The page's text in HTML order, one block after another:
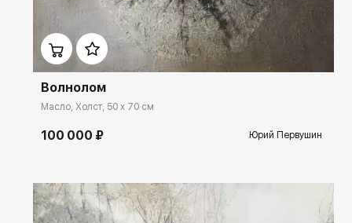
ekb.rakovgallery.ru
Волнолом
Масло, Холст, 50 x 70 см
100 000 ₽ Юрий Первушин